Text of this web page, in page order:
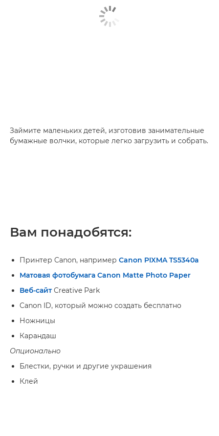
Займите маленьких детей, изготовив занимательные
бумажные волчки, которые легко загрузить и собрать.
Вам понадобятся:
Принтер Canon, например Canon PIXMA TS5340a
Матовая фотобумага Canon Matte Photo Paper
Веб-сайтCreative Park
Canon ID, который можно создать бесплатно
Ножницы
Карандаш
Опционально
Блестки, ручки и другие украшения
Клей